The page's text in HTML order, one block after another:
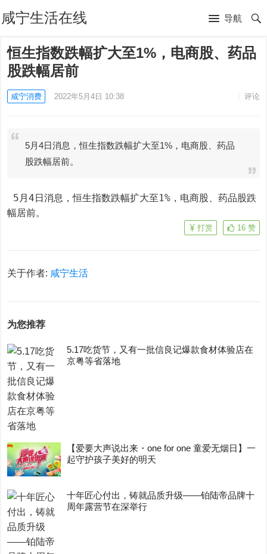
咸宁生活在线 导航
恒生指数跌幅扩大至1%，电商股、药品
股跌幅居前
咸宁消费 2022年5月4日 10:38 评论
5月4日消息，恒生指数跌幅扩大至1%，电商股、药品
股跌幅居前。
幅居前。
16 赞
打赏
关于作者: 咸宁生活
为您推荐
5.17吃货节，又有一批信良记爆款食材体验店在
京粤等省落地
【爱要大声说出来・one for one 童爱无烟日】一
起守护孩子美好的明天
十年匠心付出，铸就品质升级——铂陆帝品牌十
周年露营节在深举行